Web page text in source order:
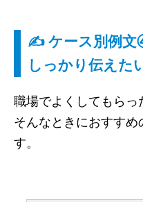
✍️ ケース別例文
しっかり伝えた
職場でよくしてもら
そんなときにおすす
す。